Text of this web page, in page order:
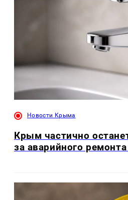
Новости Крыма
Крым частично
за аварийного ремонта